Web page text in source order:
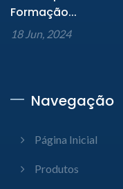
Formação...
18 Jun, 2024
Navegação
Página Inicial
Produtos